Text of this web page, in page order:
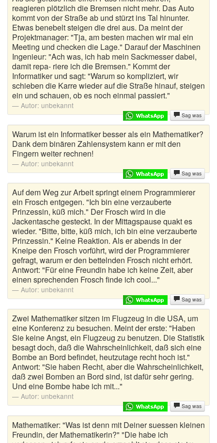
Familienwitze
Fiese Witze
Flachwitze
Frauenwitze
Fritzchen Witze
Fussballwitze
Geile Witze
Geschichte Witze
Handysprüche
Harald Schmidt Witze
Himmelwitze
Jägerwitze
Juristen Witze
Kannibalen Witze
Kellnerwitze
Kelly Witze
Kevin Witze
Kinderwitze
Kirchenwitze
Klosprüche
Kneipenwitze
Länderwitze
reagieren plötzlich die Bremsen nicht mehr. Das Auto
kommt von der Straße ab und stürzt ins Tal hinunter.
Etwas benebelt steigen die drei aus. Da meint der
Projektmanager: "Tja, am besten machen wir mal ein
Meeting und checken die Lage." Darauf der Maschinen
Ingenieur: "Ach was, ich hab mein Sackmesser dabei,
damit repa- riere ich die Bremsen." Kommt der
Informatiker und sagt: "Warum so kompliziert, wir
schieben die Karre wieder auf die Straße hinauf, steigen
ein und schauen, ob es noch einmal passiert."
Autor: unbekannt
Sag was
Warum ist ein Informatiker besser als ein Mathematiker?
Dank dem binären Zahlensystem kann er mit den
Fingern weiter rechnen!
Autor: unbekannt
Sag was
Auf dem Weg zur Arbeit springt einem Programmierer
ein Frosch entgegen. "Ich bin eine verzauberte
Prinzessin, küß mich." Der Frosch wird in die
Jackentasche gesteckt. In der Mittagspause quakt es
wieder. "Bitte, bitte, küß mich, ich bin eine verzauberte
Prinzessin." Keine Reaktion. Als er abends in der
Kneipe den Frosch vorführt, wird der Programmierer
gefragt, warum er den bettelnden Frosch nicht erhört.
Antwort: "Für eine Freundin habe ich keine Zeit, aber
einen sprechenden Frosch finde ich cool..."
Autor: unbekannt
Sag was
Zwei Mathematiker sitzen im Flugzeug in die USA, um
eine Konferenz zu besuchen. Meint der erste: "Haben
Sie keine Angst, ein Flugzeug zu benutzen. Die Statistik
besagt doch, daß die Wahrscheinlichkeit, daß sich eine
Bombe an Bord befindet, heutzutage recht hoch ist."
Antwort: "Sie haben Recht, aber die Wahrscheinlichkeit,
daß zwei Bomben an Bord sind, ist dafür sehr gering.
Und eine Bombe habe ich mit..."
Autor: unbekannt
Sag was
Mathematiker: "Was ist denn mit Deiner suessen kleinen
Freundin, der Mathematikerin?" "Die habe ich